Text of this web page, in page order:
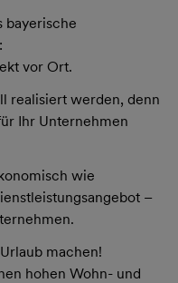
bayerische
vor Ort.
realisiert werden, denn
Ihr Unternehmen
wie
–
machen!
hohen Wohn- und